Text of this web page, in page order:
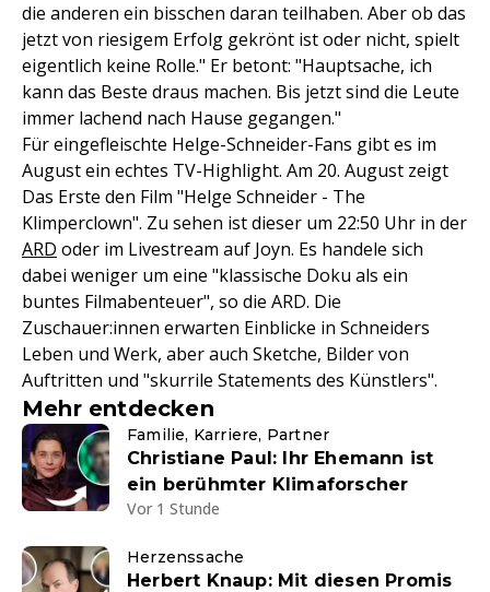
die anderen ein bisschen daran teilhaben. Aber ob das
jetzt von riesigem Erfolg gekrönt ist oder nicht, spielt
eigentlich keine Rolle." Er betont: "Hauptsache, ich
kann das Beste draus machen. Bis jetzt sind die Leute
immer lachend nach Hause gegangen."
Für eingefleischte Helge-Schneider-Fans gibt es im
August ein echtes TV-Highlight. Am 20. August zeigt
Das Erste den Film "Helge Schneider - The
Klimperclown". Zu sehen ist dieser um 22:50 Uhr in der
ARD oder im Livestream auf Joyn. Es handele sich
dabei weniger um eine "klassische Doku als ein
buntes Filmabenteuer", so die ARD. Die
Zuschauer:innen erwarten Einblicke in Schneiders
Leben und Werk, aber auch Sketche, Bilder von
Auftritten und "skurrile Statements des Künstlers".
Mehr entdecken
Familie, Karriere, Partner
Christiane Paul: Ihr Ehemann ist
ein berühmter Klimaforscher
Vor 1 Stunde
Herzenssache
Herbert Knaup: Mit diesen Promis